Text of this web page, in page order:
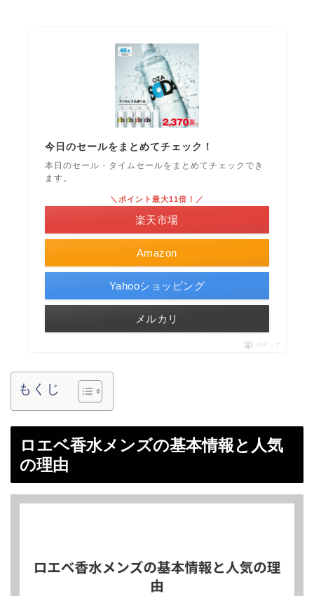
今日のセールをまとめてチェック！
本日のセール・タイムセールをまとめてチェックでき
ます。
Amazon
＼ポイント最大11倍！／
楽天市場
Yahooショッピング
メルカリ
ポチップ
もくじ
ロエベ香水メンズの基本情報と人気
の理由